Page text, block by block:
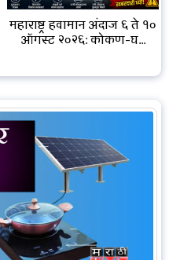
महाराष्ट्र हवामान अंदाज ६ ते १०
ऑगस्ट २०२६: कोकण-घ...